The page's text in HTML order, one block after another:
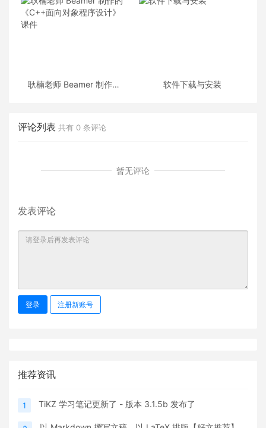
耿楠老师 Beamer 制作的
软件下载与安装
评论列表 共有 0 条评论
暂无评论
发表评论
登录 注册新账号
推荐资讯
1 TiKZ 学习笔记更新了 - 版本 3.1.5b 发布了